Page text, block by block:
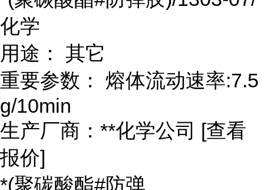
化学
用途： 其它
重要参数： 熔体流动速率:7.5
g/10min
生产厂商：**化学公司 [查看
报价]
*(聚碳酸酯#防弹